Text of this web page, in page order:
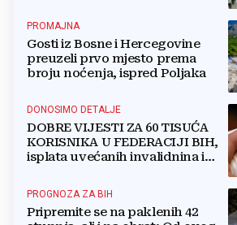
PROMAJNA
Gosti iz Bosne i Hercegovine
preuzeli prvo mjesto prema
broju noćenja, ispred Poljaka
DONOSIMO DETALJE
DOBRE VIJESTI ZA 60 TISUĆA
KORISNIKA U FEDERACIJI BIH,
isplata uvećanih invalidnina i
PROGNOZA ZA BIH
Pripremite se na paklenih 42